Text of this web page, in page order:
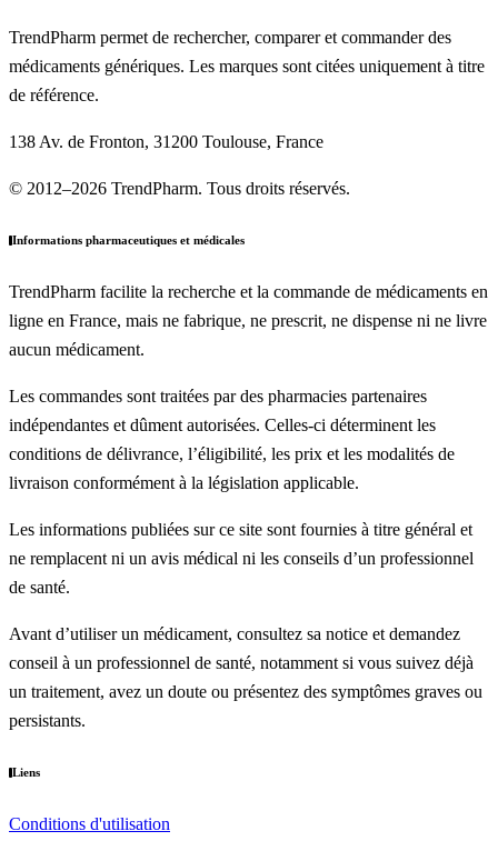
TrendPharm permet de rechercher, comparer et commander des
médicaments génériques. Les marques sont citées uniquement à titre
de référence.
138 Av. de Fronton, 31200 Toulouse, France
© 2012–2026 TrendPharm. Tous droits réservés.
Informations pharmaceutiques et médicales
TrendPharm facilite la recherche et la commande de médicaments en
ligne en France, mais ne fabrique, ne prescrit, ne dispense ni ne livre
aucun médicament.
Les commandes sont traitées par des pharmacies partenaires
indépendantes et dûment autorisées. Celles-ci déterminent les
conditions de délivrance, l’éligibilité, les prix et les modalités de
livraison conformément à la législation applicable.
Les informations publiées sur ce site sont fournies à titre général et
ne remplacent ni un avis médical ni les conseils d’un professionnel
de santé.
Avant d’utiliser un médicament, consultez sa notice et demandez
conseil à un professionnel de santé, notamment si vous suivez déjà
un traitement, avez un doute ou présentez des symptômes graves ou
persistants.
Liens
Conditions d'utilisation